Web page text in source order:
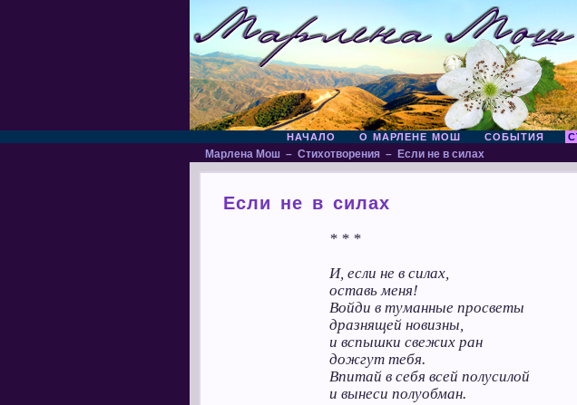
НАЧАЛО О МАРЛЕНЕ МОШ СОБЫТИЯ
Марлена Мош – Стихотворения – Если не в силах
Если не в силах
* * *
И, если не в силах,
оставь меня!
Войди в туманные просветы
дразнящей новизны,
и вспышки свежих ран
дожгут тебя.
Впитай в себя всей полусилой
и вынеси полуобман.